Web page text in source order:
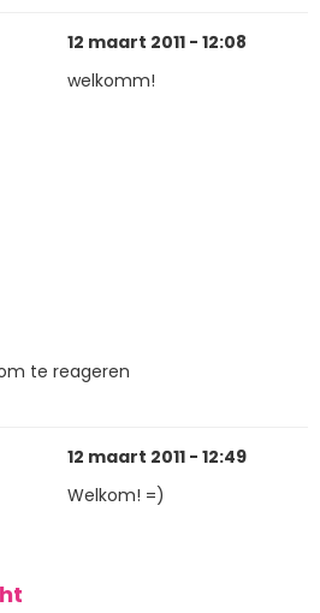
12 maart 2011 - 12:08
welkomm!
te reageren
12 maart 2011 - 12:49
Welkom! =)